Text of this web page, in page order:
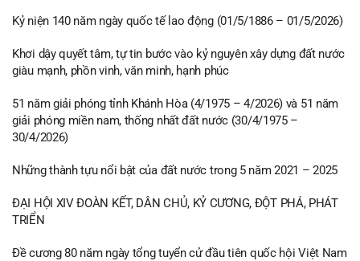
Kỷ niện 140 năm ngày quốc tế lao động (01/5/1886 – 01/5/2026)
Khơi dậy quyết tâm, tự tin bước vào kỷ nguyên xây dựng đất nước
giàu mạnh, phồn vinh, văn minh, hạnh phúc
51 năm giải phóng tỉnh Khánh Hòa (4/1975 – 4/2026) và 51 năm
giải phóng miền nam, thống nhất đất nước (30/4/1975 –
30/4/2026)
Những thành tựu nổi bật của đất nước trong 5 năm 2021 – 2025
ĐẠI HỘI XIV ĐOÀN KẾT, DÂN CHỦ, KỶ CƯƠNG, ĐỘT PHÁ, PHÁT
TRIỂN
Đề cương 80 năm ngày tổng tuyển cử đầu tiên quốc hội Việt Nam